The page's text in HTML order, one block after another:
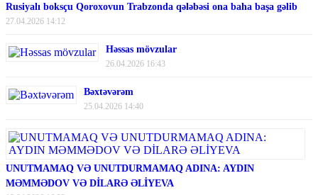
Rusiyalı boksçu Qoroxovun Trabzonda qələbəsi ona baha başa gəlib
27.04.2026 14:12
Həssas mövzular
26.04.2026 16:43
Bəxtəvərəm
25.04.2026 14:40
UNUTMAMAQ VƏ UNUTDURMAMAQ ADINA: AYDIN
MƏMMƏDOV VƏ DİLARƏ ƏLİYEVA